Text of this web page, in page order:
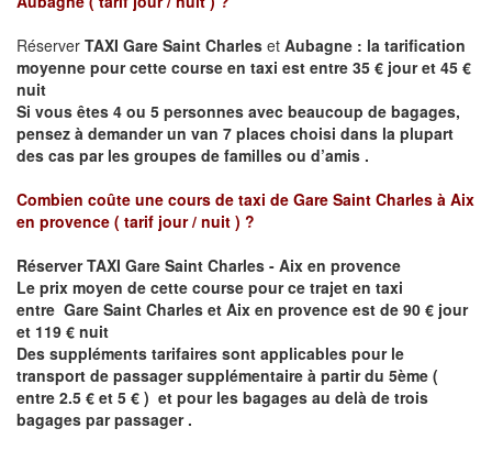
Réserver TAXI Gare Saint Charles et Aubagne : la tarification
moyenne pour cette course en taxi est entre 35 € jour et 45 €
nuit
Si vous êtes 4 ou 5 personnes avec beaucoup de bagages,
pensez à demander un van 7 places choisi dans la plupart
des cas par les groupes de familles ou d’amis .
Combien coûte une cours de taxi de Gare Saint Charles à Aix
en provence ( tarif jour / nuit ) ?
RéserverTAXI Gare Saint Charles - Aix en provence
Le prix moyen de cette course pour ce trajet en taxi
entre Gare Saint Charles et Aix en provence est de 90 € jour
et 119 € nuit
Des suppléments tarifaires sont applicables pour le
transport de passager supplémentaire à partir du 5ème (
entre 2.5 € et 5 € ) et pour les bagages au delà de trois
bagages par passager .